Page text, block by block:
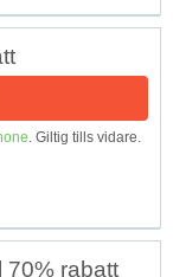
. Giltig tills vidare.
70% rabatt